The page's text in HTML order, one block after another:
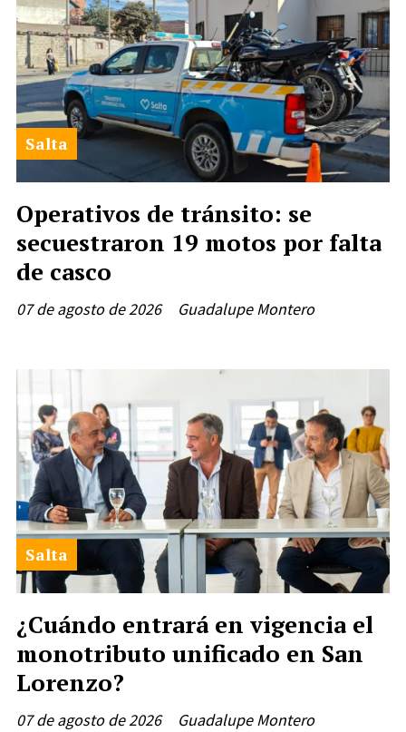
Operativos de tránsito: se
secuestraron 19 motos por falta
de casco
Guadalupe Montero
Salta
07 de agosto de 2026
¿Cuándo entrará en vigencia el
monotributo unificado en San
Lorenzo?
Guadalupe Montero
Salta
07 de agosto de 2026